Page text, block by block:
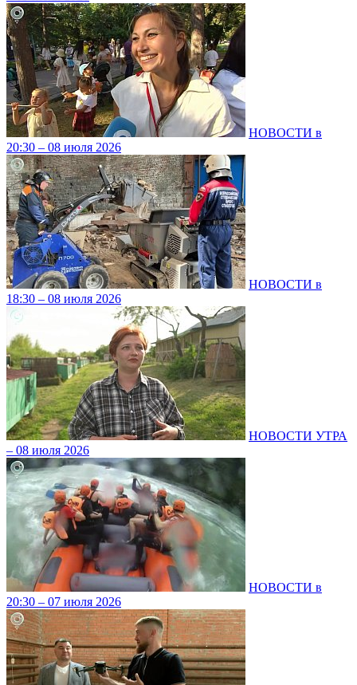
НОВОСТИ в
20:30 – 08 июля 2026
НОВОСТИ в
18:30 – 08 июля 2026
НОВОСТИ УТРА
– 08 июля 2026
НОВОСТИ в
20:30 – 07 июля 2026